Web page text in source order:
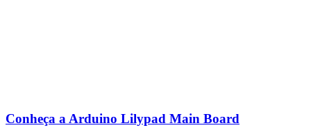
Conheça a Arduino Lilypad Main Board